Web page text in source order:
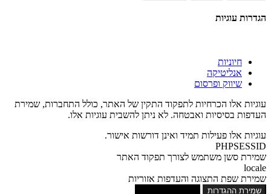
הגדרות עוגיות
חיוניות
אנליטיקה
שיווק ופרסום
עוגיות אלו הכרחיות לתפקוד התקין של האתר, כולל התחברות, שמירת
העדפות בסיסיות ואבטחה. לא ניתן להשבית עוגיות אלו.
עוגיות אלו פעילות תמיד ואינן דורשות אישור.
PHPSESSID
שמירת סשן משתמש לצורך תפקוד האתר
locale
שמירת שפת התצוגה והעדפות אזוריות
שמירת ההגדרות